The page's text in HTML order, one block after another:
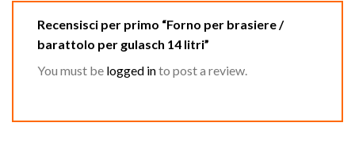
Recensisci per primo “Forno per brasiere /
barattolo per gulasch 14 litri”
You must be logged into post a review.